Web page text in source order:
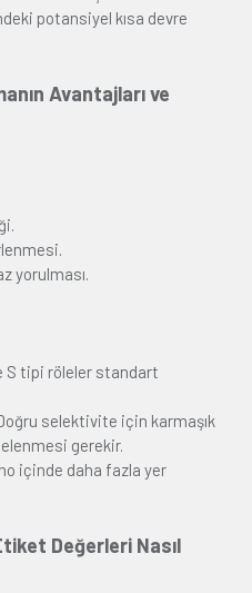
potansiyel kısa devre
Avantajları ve
yorulması.
S tipi röleler standart
selektivite için karmaşık
gerekir.
içinde daha fazla yer
Değerleri Nasıl